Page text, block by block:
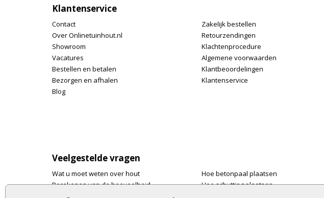
Klantenservice
Contact
Over Onlinetuinhout.nl
Showroom
Vacatures
Bestellen en betalen
Bezorgen en afhalen
Blog
Zakelijk bestellen
Retourzendingen
Klachtenprocedure
Algemene voorwaarden
Klantbeoordelingen
Klantenservice
Veelgestelde vragen
Wat u moet weten over hout
Berekenen van de hoeveelheid
Foto's en voorbeelden
Hoe betonpaal plaatsen
Hoe schutting plaatsen